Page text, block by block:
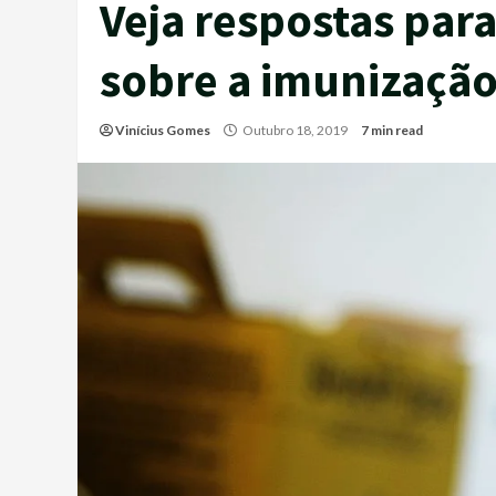
Veja respostas
sobre a
Vinícius Gomes Outubro 18, 2019 7 min read